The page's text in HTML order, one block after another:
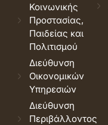
Κοινωνικής
Προστασίας,
Παιδείας και
Πολιτισμού
Διεύθυνση
Οικονομικών
Υπηρεσιών
Διεύθυνση
Περιβάλλοντος